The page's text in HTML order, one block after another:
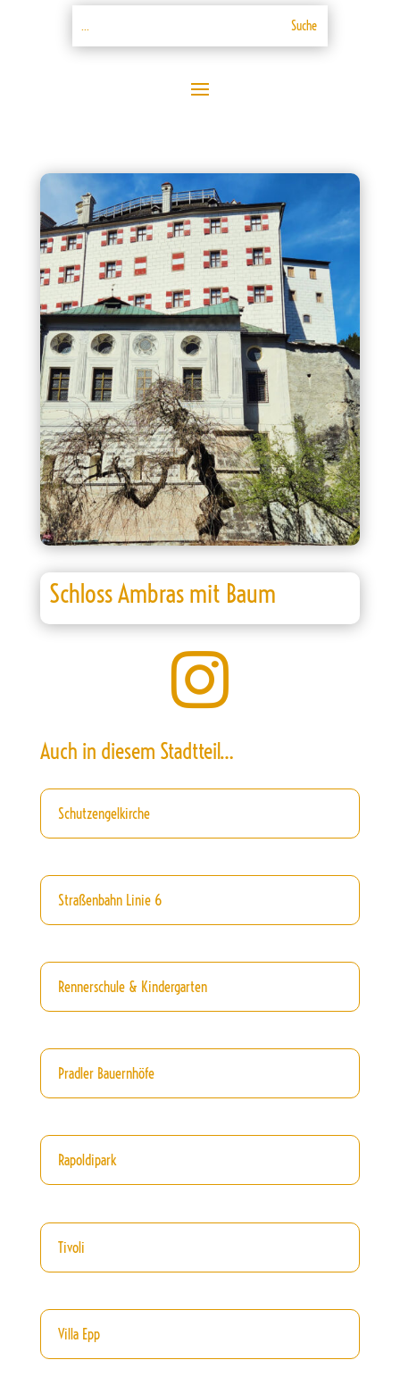
Schloss Ambras mit Baum

Auch in diesem Stadtteil…
Schutzengelkirche
Straßenbahn Linie 6
Rennerschule & Kindergarten
Pradler Bauernhöfe
Rapoldipark
Tivoli
Villa Epp